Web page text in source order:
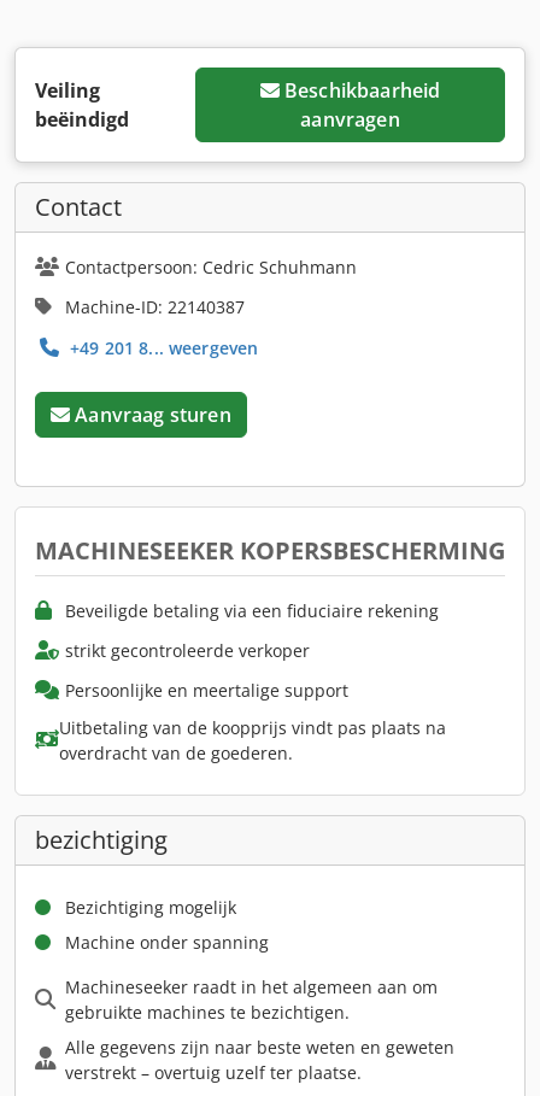
Veiling
beëindigd
Beschikbaarheid
aanvragen
Contact
Contactpersoon: Cedric Schuhmann
Machine-ID: 22140387
+49 201 8... weergeven
Aanvraag sturen
MACHINESEEKER KOPERSBESCHERMING
Beveiligde betaling via een fiduciaire rekening
strikt gecontroleerde verkoper
Persoonlijke en meertalige support
Uitbetaling van de koopprijs vindt pas plaats na
overdracht van de goederen.
bezichtiging
Bezichtiging mogelijk
Machine onder spanning
Machineseeker raadt in het algemeen aan om
gebruikte machines te bezichtigen.
Alle gegevens zijn naar beste weten en geweten
verstrekt – overtuig uzelf ter plaatse.